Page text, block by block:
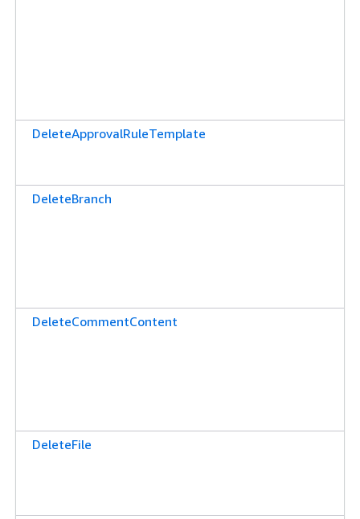
DeleteApprovalRuleTemplate
DeleteBranch
DeleteCommentContent
DeleteFile